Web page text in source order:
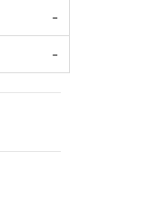
-
-